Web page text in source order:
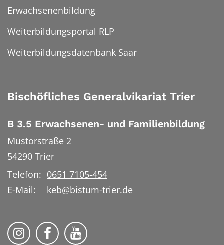
Erwachsenenbildung
Weiterbildungsportal RLP
Weiterbildungsdatenbank Saar
Bischöfliches Generalvikariat Trier
B 3.5 Erwachsenen- und Familienbildung
Mustorstraße 2
54290 Trier
Telefon: 0651 7105-454
E-Mail:
keb@bistum-trier.de
KEB Bildung Leben auf Instagram
KEB Bildung Leben auf Facebook
KEB Bildung Leben auf